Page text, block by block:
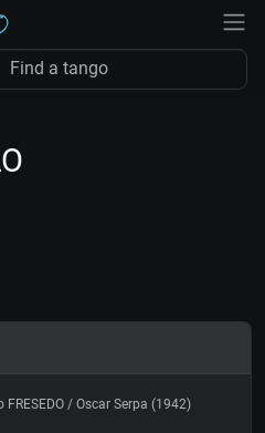
FRESEDO / Oscar Serpa (1942)